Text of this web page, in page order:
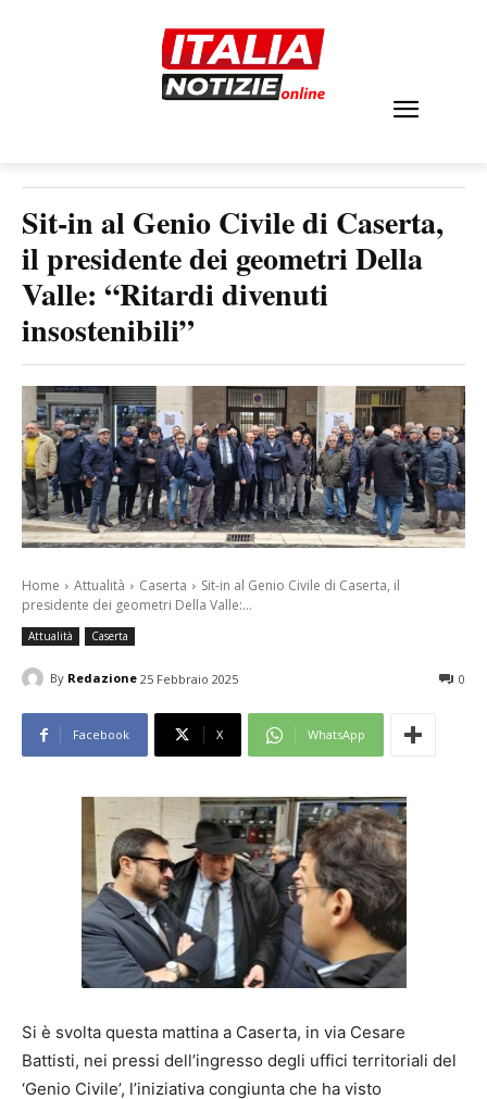
Sit-in al Genio Civile di Caserta,
il presidente dei geometri Della
Valle: “Ritardi divenuti
insostenibili”
Home Attualità Caserta
Sit-in al Genio Civile di Caserta, il
presidente dei geometri Della Valle:...
Attualità Caserta
By Redazione 25 Febbraio 2025 0
Facebook X WhatsApp
Si è svolta questa mattina a Caserta, in via Cesare
Battisti, nei pressi dell’ingresso degli uffici territoriali del
‘Genio Civile’, l’iniziativa congiunta che ha visto